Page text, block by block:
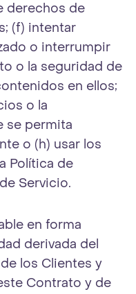
derechos de
(f) intentar
o interrumpir
o la seguridad de
en ellos;
o la
se permita
o (h) usar los
Política de
Servicio.
en forma
derivada del
los Clientes y
Contrato y de